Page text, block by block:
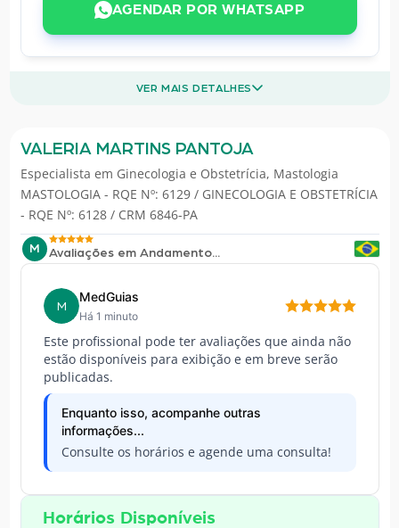
AGENDAR POR WHATSAPP
VER MAIS DETALHES
VALERIA MARTINS PANTOJA
Especialista em Ginecologia e Obstetrícia, Mastologia
MASTOLOGIA - RQE Nº: 6129 / GINECOLOGIA E OBSTETRÍCIA
- RQE Nº: 6128 / CRM 6846-PA
M Avaliações em Andamento...
M
MedGuias
Há 1 minuto
Este profissional pode ter avaliações que ainda não
estão disponíveis para exibição e em breve serão
publicadas.
Enquanto isso, acompanhe outras
informações...
Consulte os horários e agende uma consulta!
Horários Disponíveis